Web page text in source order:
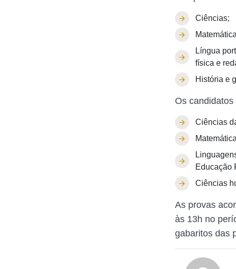
Ciências;
Língua
física e
História e
Os
Ciências
Educação
Ciências
As provas
às 13h no
gabaritos das